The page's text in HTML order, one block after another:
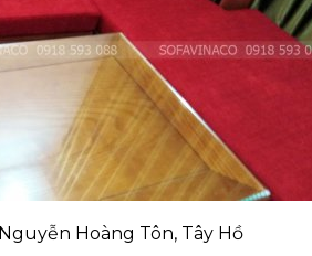
Hoàng Tôn, Tây Hồ